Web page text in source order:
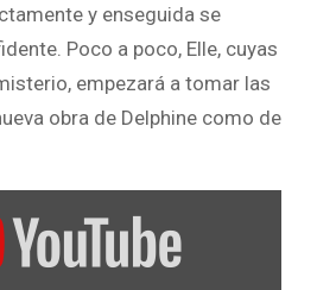
y enseguida se
Poco a poco, Elle, cuyas
empezará a tomar las
obra de Delphine como de